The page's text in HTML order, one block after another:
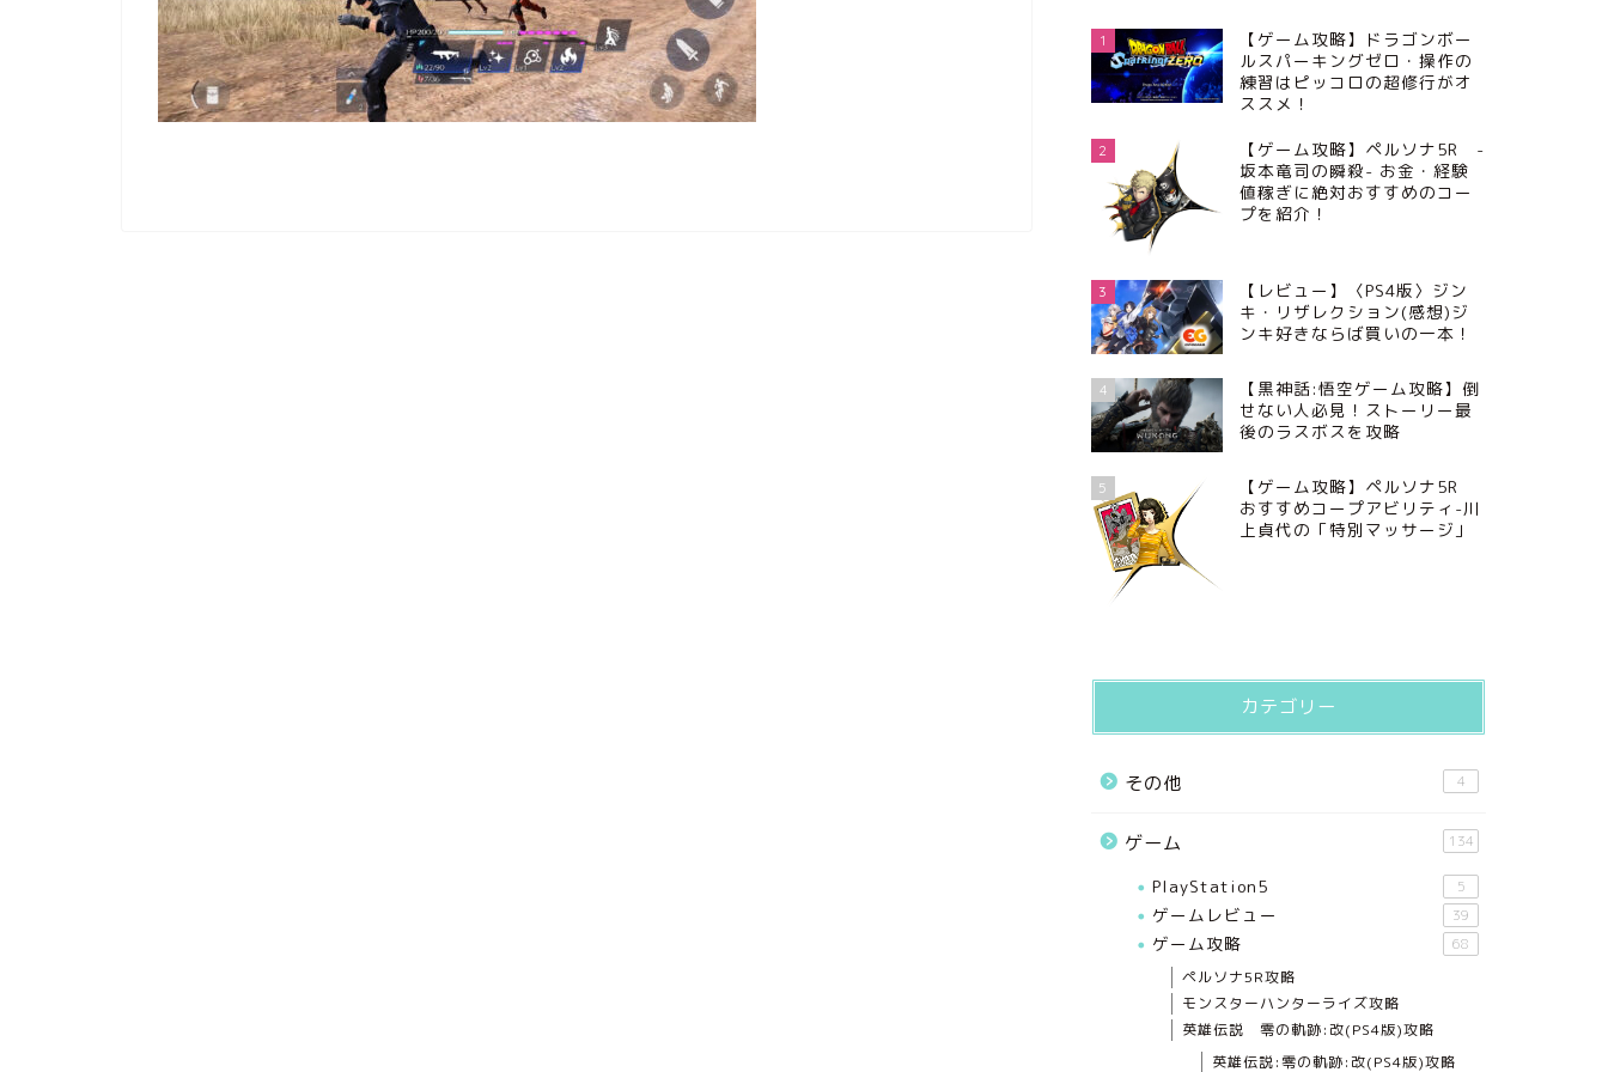
1
【ゲーム攻略】ドラゴンボー
ルスパーキングゼロ・操作の
練習はピッコロの超修行がオ
ススメ！
2
【ゲーム攻略】ペルソナ5R -
坂本竜司の瞬殺- お金・経験
値稼ぎに絶対おすすめのコー
プを紹介！
3
【レビュー】〈PS4版〉ジン
キ・リザレクション(感想)ジ
ンキ好きならば買いの一本！
4
【黒神話:悟空ゲーム攻略】倒
せない人必見！ストーリー最
後のラスボスを攻略
5
【ゲーム攻略】ペルソナ5R
おすすめコープアビリティ-川
上貞代の「特別マッサージ」
カテゴリー
その他 4
ゲーム 134
PlayStation5 5
ゲームレビュー 39
ゲーム攻略 68
ペルソナ5R攻略
モンスターハンターライズ攻略
英雄伝説 零の軌跡:改(PS4版)攻略
英雄伝説:零の軌跡:改(PS4版)攻略